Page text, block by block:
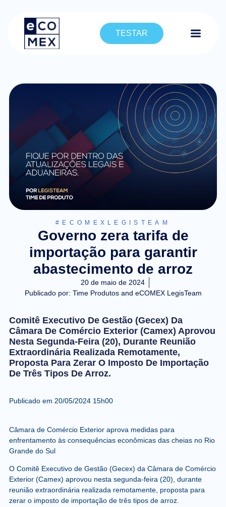
TESTAR
#ECOMEXLEGISTEAM
Governo zera tarifa de
importação para garantir
abastecimento de arroz
20 de maio de 2024
Publicado por: Time Produtos and eCOMEX LegisTeam
Comitê Executivo De Gestão (Gecex) Da
Câmara De Comércio Exterior (Camex) Aprovou
Nesta Segunda-Feira (20), Durante Reunião
Extraordinária Realizada Remotamente,
Proposta Para Zerar O Imposto De Importação
De Três Tipos De Arroz.
Publicado em 20/05/2024 15h00
Câmara de Comércio Exterior aprova medidas para
enfrentamento às consequências econômicas das cheias no Rio
Grande do Sul
O Comitê Executivo de Gestão (Gecex) da Câmara de Comércio
Exterior (Camex) aprovou nesta segunda-feira (20), durante
reunião extraordinária realizada remotamente, proposta para
zerar o imposto de importação de três tipos de arroz.